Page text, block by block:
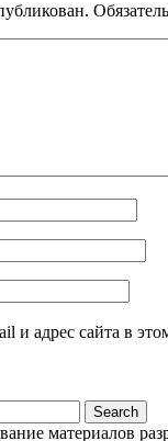
и адрес сайта в
Search
материалов